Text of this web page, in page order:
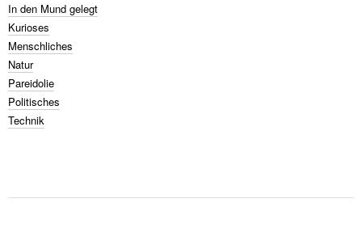
In den Mund gelegt
Kurioses
Menschliches
Natur
Pareidolie
Politisches
Technik